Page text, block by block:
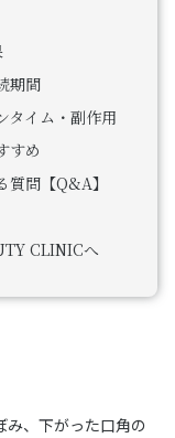
期間
タイム・副作用
すめ
質問【Q&A】
CLINICへ
み、下がった口角の